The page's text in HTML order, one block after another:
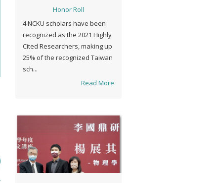
Honor Roll
4 NCKU scholars have been
recognized as the 2021 Highly
Cited Researchers, making up
25% of the recognized Taiwan
sch...
Read More